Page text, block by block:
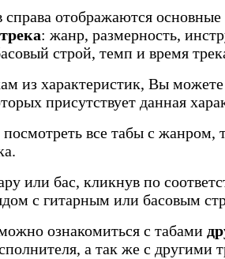
справа отображаются основные
: жанр, размерность,
строй, темп и время
из характеристик, Вы
присутствует данная
все табы с жанром,
или бас, кликнув по
с гитарным или басовым
ознакомиться с табами
а так же с другими